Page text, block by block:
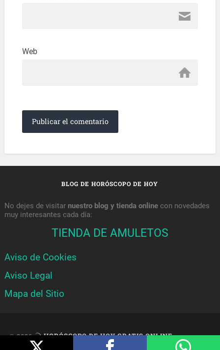
Web
BLOG DE HORÓSCOPO DE HOY
No dejes de visitar nuestro blog y tienda onlinecon novedades
muy interesantes cada día:
TIENDA DE AMULETOS
Aviso de Cookies
Aviso Legal
Mapa del Sitio
© 2026 HORÓSCOPO DE HOY GRATIS ONLINE